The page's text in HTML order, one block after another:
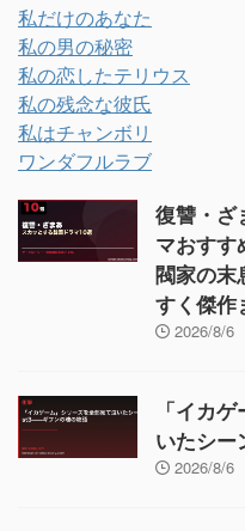
私だけのあなた
私の男の秘密
私の恋したテリウス
私の残念な彼氏
私はチャンボリ
ワンダフルラブ
復讐・ざ
マおすす
閥家の末
すく傑作
2026/8/6
「イカ
いたシ
2026/8/6